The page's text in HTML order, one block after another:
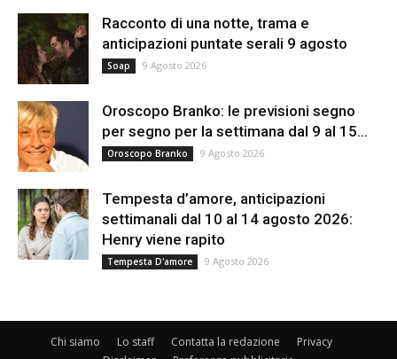
Racconto di una notte, trama e
anticipazioni puntate serali 9 agosto
Soap 9 Agosto 2026
Oroscopo Branko: le previsioni segno
per segno per la settimana dal 9 al 15...
Oroscopo Branko 9 Agosto 2026
Tempesta d’amore, anticipazioni
settimanali dal 10 al 14 agosto 2026:
Henry viene rapito
Tempesta D'amore 9 Agosto 2026
Chi siamo Lo staff Contatta la redazione
Privacy